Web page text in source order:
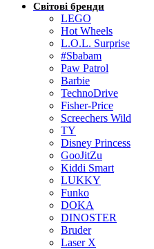
Світові бренди
LEGO
Hot Wheels
L.O.L. Surprise
#Sbabam
Paw Patrol
Barbie
TechnoDrive
Fisher-Price
Screechers Wild
TY
Disney Princess
GooJitZu
Kiddi Smart
LUKKY
Funko
DOKA
DINOSTER
Bruder
Laser X